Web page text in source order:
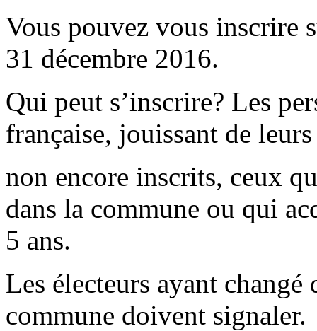
Vous pouvez vous inscrire
31 décembre 2016.
Qui peut s’inscrire? Les
française, jouissant de
non encore inscrits, ceux
dans la commune ou qui
5 ans.
Les électeurs ayant changé
commune doivent signaler.